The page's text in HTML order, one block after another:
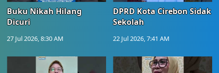
Buku Nikah Hilang
Dicuri
27 Jul 2026, 8:30 AM
DPRD Kota Cirebon Sidak
Sekolah
22 Jul 2026, 7:41 AM